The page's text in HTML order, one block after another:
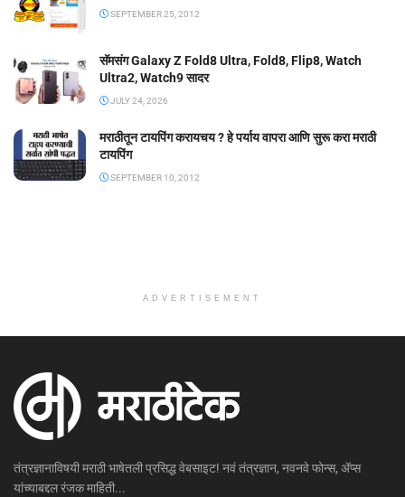
SEPTEMBER 25, 2012
सॅमसंग Galaxy Z Fold8 Ultra, Fold8, Flip8, Watch
Ultra2, Watch9 सादर
JULY 24, 2026
मराठीतून टायपिंग करायचय ? हे पर्याय वापरा आणि सुरू करा मराठी
टायपिंग
SEPTEMBER 10, 2012
ADVERTISEMENT
तंत्रज्ञानाविषयी मराठी भाषेतली प्रसिद्ध वेबसाइट! नवं तंत्रज्ञान, नवनवे फोन्स, ॲप्स
यांच्याबद्दल रंजक माहिती...